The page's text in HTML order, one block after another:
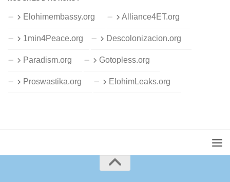
Elohimembassy.org Alliance4ET.org
1min4Peace.org Descolonizacion.org
Paradism.org Gotopless.org
Proswastika.org ElohimLeaks.org